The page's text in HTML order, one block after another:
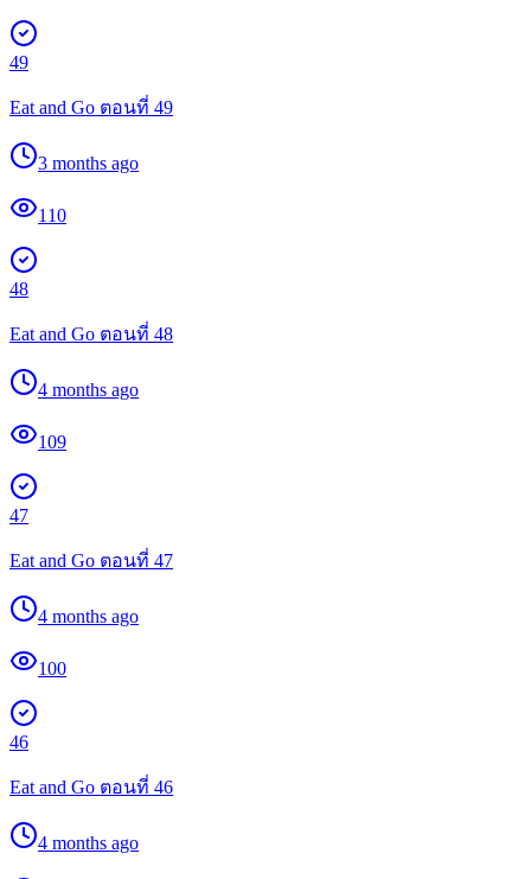
49
Eat and Go ตอนที่ 49
3 months ago
110
48
Eat and Go ตอนที่ 48
4 months ago
109
47
Eat and Go ตอนที่ 47
4 months ago
100
46
Eat and Go ตอนที่ 46
4 months ago